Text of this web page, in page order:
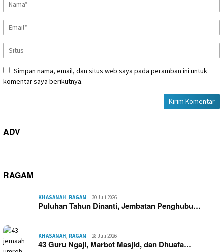
Simpan nama, email, dan situs web saya pada peramban ini untuk
komentar saya berikutnya.
ADV
RAGAM
KHASANAH, RAGAM 30 Juli 2026
Puluhan Tahun Dinanti, Jembatan Penghubu…
KHASANAH, RAGAM 28 Juli 2026
43 Guru Ngaji, Marbot Masjid, dan Dhuafa…